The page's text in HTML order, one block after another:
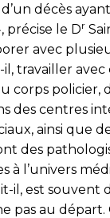
décès
précise le Dr
avec
travailler
corps policier,
des cen­tres
ainsi que
des
à l’univers
il, est souvent
pas au départ.